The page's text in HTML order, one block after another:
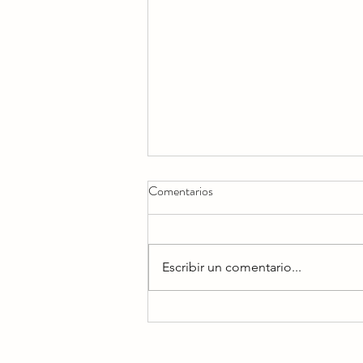
DURAN DURAN PREPARA
Comentarios
Escribir un comentario...